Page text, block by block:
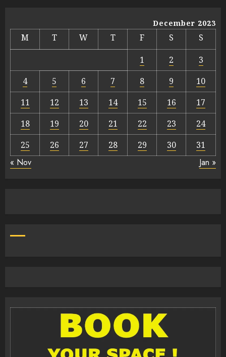
December 2023
M T W T F S
S
1
2
3
4
5 6 7 8 9
10
11
12 13 14 15 16
17
18
19 20 21 22 23
24
25
26 27 28 29 30 31
« Nov Jan »